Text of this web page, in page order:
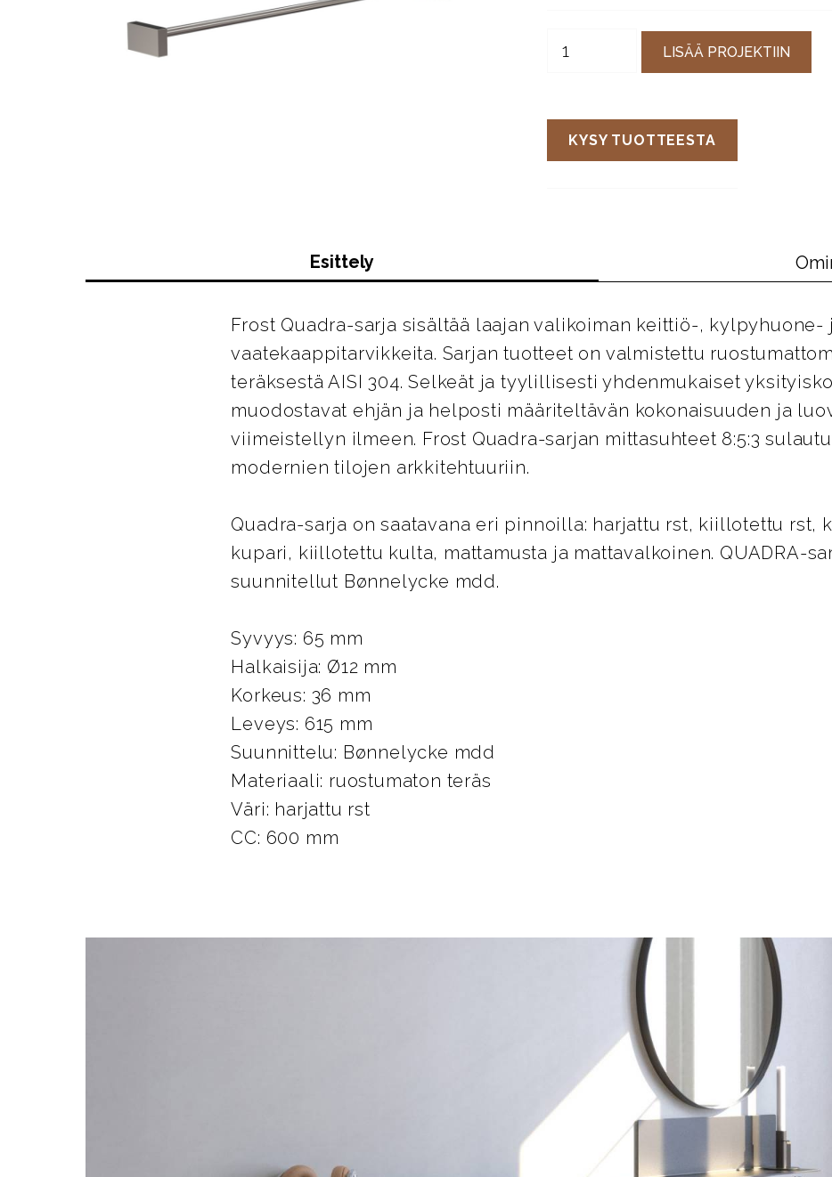
LISÄÄ PROJEKTIIN
KYSY TUOTTEESTA
Esittely
Frost Quadra-sarja sisältää laajan valikoiman keittiö-, kylpyhuone-
vaatekaappitarvikkeita. Sarjan tuotteet on valmistettu
teräksestä AISI 304. Selkeät ja tyylillisesti yhdenmukaiset
muodostavat ehjän ja helposti määriteltävän kokonaisuuden ja
viimeistellyn ilmeen. Frost Quadra-sarjan mittasuhteet 8:5:3
modernien tilojen arkkitehtuuriin.
Quadra-sarja on saatavana eri pinnoilla: harjattu rst, kiillotettu rst,
kupari, kiillotettu kulta, mattamusta ja mattavalkoinen. QUADRA-
suunnitellut Bønnelycke mdd.
Syvyys: 65 mm
Halkaisija: Ø12 mm
Korkeus: 36 mm
Leveys: 615 mm
Suunnittelu: Bønnelycke mdd
Materiaali: ruostumaton teräs
Väri: harjattu rst
CC: 600 mm